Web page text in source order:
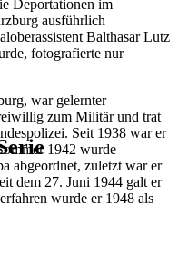
Deportationen im
ausführlich
Balthasar Lutz
fotografierte nur
war gelernter
zum Militär und trat
Seit 1938 war er
1942 wurde
abgeordnet, zuletzt war er
dem 27. Juni 1944 galt er
wurde er 1948 als